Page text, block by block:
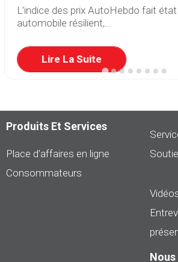
L’indice des prix AutoHebdo fait état
automobile résilient,...
Lire La Suite
Produits Et Services
Place d’affaires en ligne
Consommateurs